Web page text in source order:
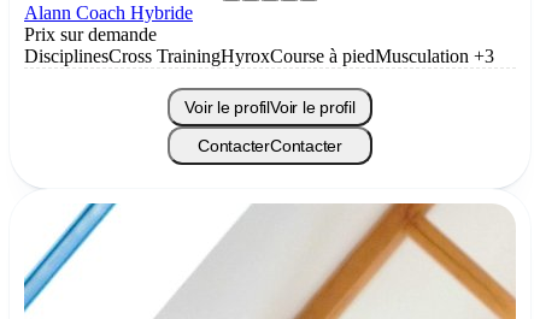
Alann Coach Hybride
Prix sur demande
DisciplinesCross TrainingHyroxCourse à piedMusculation +3
Voir le profilVoir le profil
ContacterContacter